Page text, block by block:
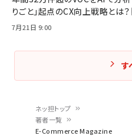
ネッ担トップ
著者一覧
E-Commerce Magazine
りごと」起点のCX向上戦略とは
7月21日 9:00
す